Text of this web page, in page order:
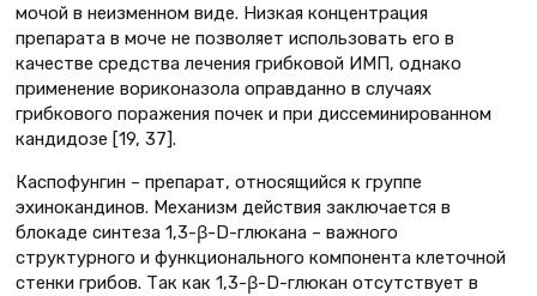
мочой в неизменном виде. Низкая концентрация
препарата в моче не позволяет использовать его в
качестве средства лечения грибковой ИМП, однако
применение вориконазола оправданно в случаях
грибкового поражения почек и при диссеминированном
кандидозе [19, 37].
Каспофунгин – препарат, относящийся к группе
эхинокандинов. Механизм действия заключается в
блокаде синтеза 1,3-β-D-глюкана – важного
структурного и функционального компонента клеточной
стенки грибов. Так как 1,3-β-D-глюкан отсутствует в